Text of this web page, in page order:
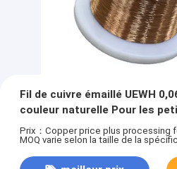
Fil de cuivre émaillé UEWH
couleur naturelle Pour les
Thermal classe 180 °C5
Prix：Copper price plus processing
MOQ varie selon la taille de la